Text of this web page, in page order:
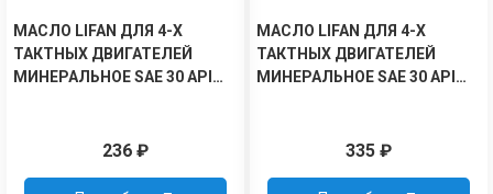
МАСЛО LIFAN ДЛЯ 4-Х
ТАКТНЫХ ДВИГАТЕЛЕЙ
МИНЕРАЛЬНОЕ SAE 30 API
236₽
МАСЛО LIFAN ДЛЯ 4-Х
ТАКТНЫХ ДВИГАТЕЛЕЙ
МИНЕРАЛЬНОЕ SAE 30 API
335₽